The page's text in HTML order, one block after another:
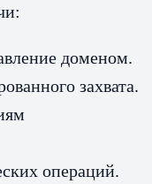
доменом.
захвата.
операций.